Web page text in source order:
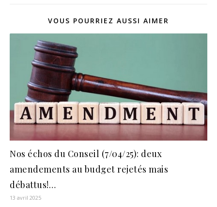
VOUS POURRIEZ AUSSI AIMER
Nos échos du Conseil (7/04/25): deux
amendements au budget rejetés mais
débattus!…
13 avril 2025